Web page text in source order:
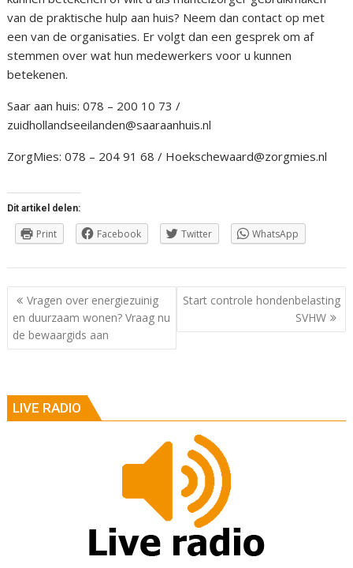
van de praktische hulp aan huis? Neem dan contact op met
een van de organisaties. Er volgt dan een gesprek om af
stemmen over wat hun medewerkers voor u kunnen
betekenen.
Saar aan huis: 078 – 200 10 73 /
zuidhollandseeilanden@saaraanhuis.nl
ZorgMies: 078 – 204 91 68 / Hoekschewaard@zorgmies.nl
Dit artikel delen:
Print Facebook Twitter WhatsApp
Berichtnavigatie
Vragen over energiezuinig
en duurzaam wonen? Vraag nu
de bewaargids aan
Start controle hondenbelasting
SVHW
LIVE RADIO